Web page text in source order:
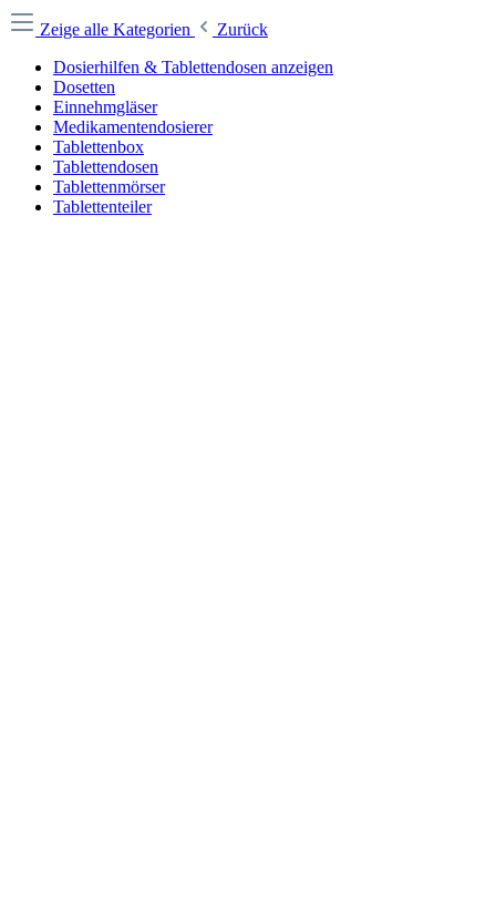
Zeige alle Kategorien
Zurück
Dosierhilfen & Tablettendosen anzeigen
Dosetten
Einnehmgläser
Medikamentendosierer
Tablettenbox
Tablettendosen
Tablettenmörser
Tablettenteiler